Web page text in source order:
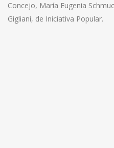
Concejo, María Eugenia
Gigliani, de Iniciativa Popular.